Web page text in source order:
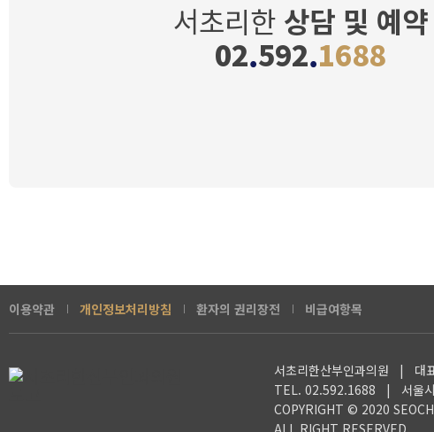
서초리한 상담 및 예약
02.592.1688
이용약관 개인정보처리방침 환자의 권리장전 비급여항목
서초리한산부인과의원 | 대
TEL. 02.592.1688 | 서울
COPYRIGHT © 2020